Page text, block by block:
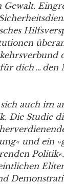
Gewalt.
dich … den
auch im
Die Studie
und ein